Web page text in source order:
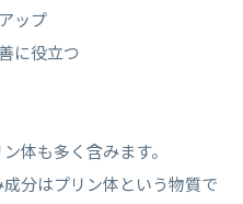
ップ
に役立つ
体も多く含みます。
分はプリン体という物質で